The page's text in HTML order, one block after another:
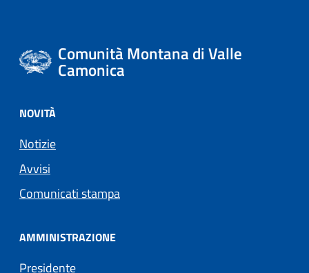
Comunità Montana di Valle
Camonica
NOVITÀ
Notizie
Avvisi
Comunicati stampa
AMMINISTRAZIONE
Presidente